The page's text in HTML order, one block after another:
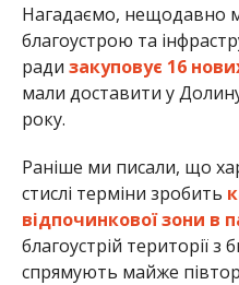
Нагадаємо, нещодавно
благоустрою та
ради закуповує 16
мали доставити у
року.
Раніше ми писали, що
стислі терміни зробить
відпочинкової зони в
благоустрій території
спрямують майже